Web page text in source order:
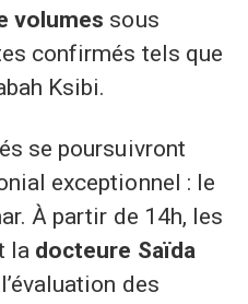
volumes sous
confirmés tels que
Ksibi.
se poursuivront
exceptionnel : le
À partir de 14h, les
la docteure Saïda
des